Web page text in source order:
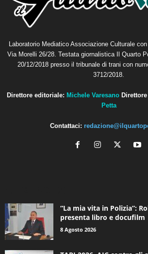
Laboratorio Mediatico Associazione Culturale
Via Morelli 26/28. Testata giornalistica Il Quarto
20/12/2018 presso il tribunale di trani con
3712/2018.
Direttore editoriale: Michele Varesano
Petta
Contattaci:
“La mia vita in Polizia”:
presenta libro e docufilm
8 Agosto 2026